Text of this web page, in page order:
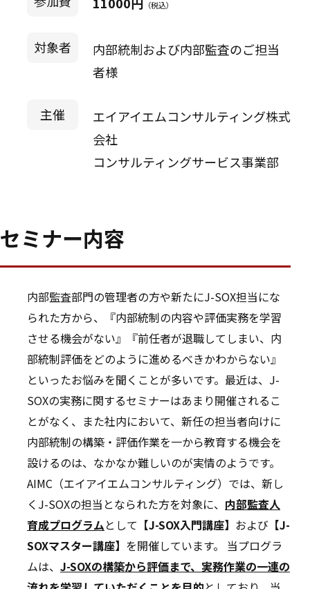
（税込）
対象者
内部統制および内部監査のご担当
者様
主催
エイアイエムコンサルティング株式
会社
コンサルティングサービス事業部
セミナー内容
内部監査部門の管理者の方や新たにJ-SOX担当にな
られた方から、『内部統制の内容や評価実務を学習
させる機会がない』『前任者が退職してしまい、内
部統制評価をどのように進めるべきかわからない』
といったお悩みを聞くことが多いです。最近は、J-
SOXの実務に関するセミナーはあまり開催されるこ
とがなく、また社内において、新任の担当者向けに
内部統制の構築・評価作業を一から教育する機会を
設けるのは、なかなか難しいのが実情のようです。
AIMC（エイアイエムコンサルティング）では、新し
くJ-SOXの担当となられた方を対象に、 内部監査人
育成プログラムとして 【J-SOX入門講座】 および 【J-
SOXマスター講座】 を開催しています。 当プログラ
ムは、 J-SOXの構築から評価まで、実務作業の一連の